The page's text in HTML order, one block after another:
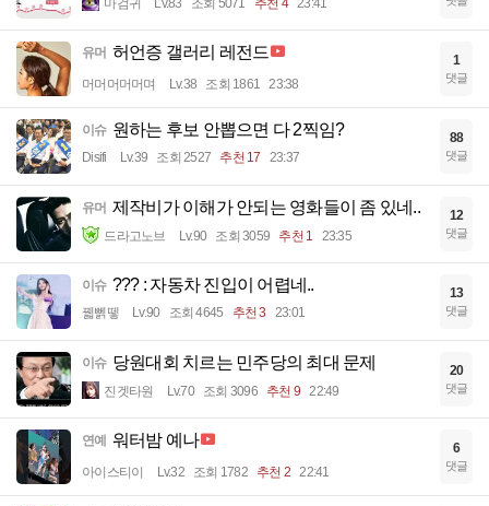
마검귀 Lv.83 조회 5071 추천 4 23:41
유머 허언증 갤러리 레전드
머머머머머며 Lv.38 조회 1861 23:38
1
댓글
이슈 원하는 후보 안뽑으면 다 2찍임?
Disifi Lv.39 조회 2527 추천 17 23:37
88
댓글
유머 제작비가 이해가 안되는 영화들이 좀 있네..
드라고노브 Lv.90 조회 3059 추천 1 23:35
12
댓글
이슈 ??? : 자동차 진입이 어렵네..
꿻뻵뗗 Lv.90 조회 4645 추천 3 23:01
13
댓글
이슈 당원대회 치르는 민주당의 최대 문제
진겟타원 Lv.70 조회 3096 추천 9 22:49
20
댓글
연예 워터밤 예나
아이스티이 Lv.32 조회 1782 추천 2 22:41
6
댓글